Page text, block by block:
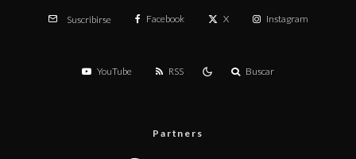
Suscribirse Facebook X Instagram
YouTube RSS Buscar
Partners